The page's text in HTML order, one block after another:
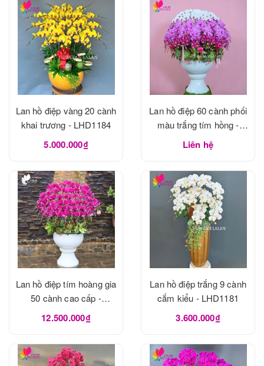
Lan hồ điệp vàng 20 cành
khai trương - LHD1184
5.000.000₫
Lan hồ điệp 60 cành phối
màu trắng tím hồng -
LHD1183
Liên hệ
Lan hồ điệp tím hoàng gia
50 cành cao cấp -
LHD1182
12.500.000₫
Lan hồ điệp trắng 9 cành
cắm kiểu - LHD1181
3.600.000₫